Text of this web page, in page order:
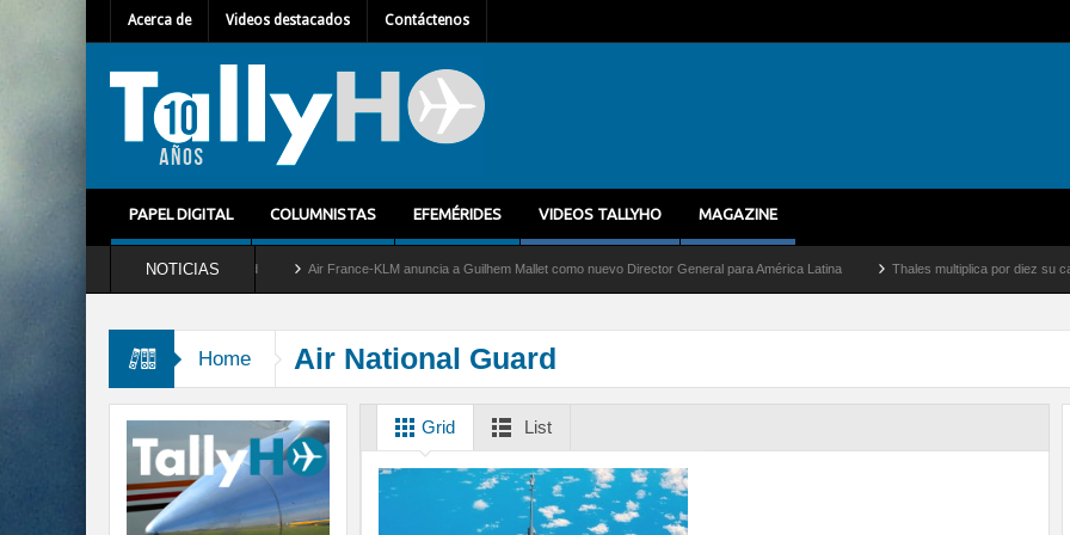
Acerca de Videos destacados Contáctenos
PAPEL DIGITAL COLUMNISTAS EFEMÉRIDES VIDEOS TALLYHO MAGAZINE
NOTICIAS
del servicio al C-2 Greyhound Air France-KLM anuncia a Guilhem Mallet como nuevo Director General para América Latina Thales multiplica por diez su capacidad
Home Air National Guard
Grid List